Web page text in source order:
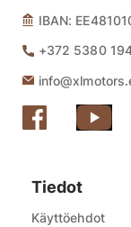
IBAN:
+372 5380
Tiedot
Käyttöehdot